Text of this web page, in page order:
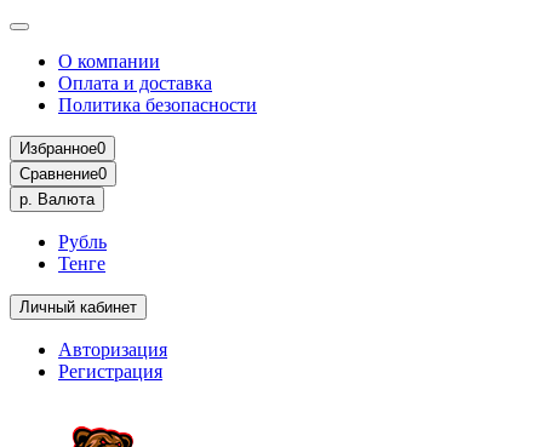
О компании
Оплата и доставка
Политика безопасности
Избранное0
Сравнение0
р. Валюта
Рубль
Тенге
Личный кабинет
Авторизация
Регистрация